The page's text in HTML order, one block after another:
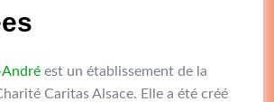
André est un établissement de la
Caritas Alsace. Elle a été créé